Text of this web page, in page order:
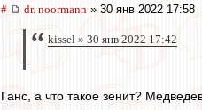
# dr. noormann » 30 янв 2022 17:58
kissel » 30 янв 2022 17:42
Ганс, а что такое зенит?